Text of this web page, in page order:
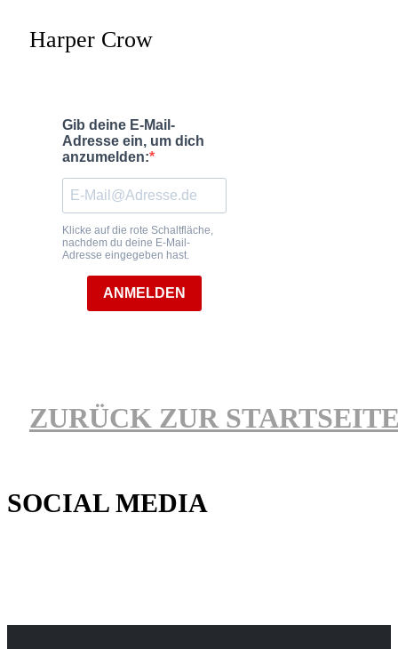
Harper Crow
Gib deine E-Mail-
Adresse ein, um dich
anzumelden:
Klicke auf die rote Schaltfläche,
nachdem du deine E-Mail-
Adresse eingegeben hast.
ANMELDEN
ZURÜCK ZUR
SOCIAL MEDIA